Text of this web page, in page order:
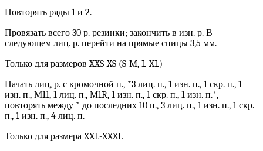
Повторять ряды 1 и 2.
Провязать всего 30 р. резинки; закончить в изн. р. В
следующем лиц. р. перейти на прямые спицы 3,5 мм.
Только для размеров XXS-XS (S-M, L-XL)
Начать лиц, р. с кромочной п., *3 лиц. п., 1 изн. п., 1 скр. п., 1
изн. п., М11, 1 лиц. п., М1R, 1 изн. п., 1 скр. п., 1 изн. п.*,
повторять между * до последних 10 п., 3 лиц. п., 1 изн. п., 1 скр.
п., 1 изн. п., 4 лиц. п.
Только для размера XXL-XXXL